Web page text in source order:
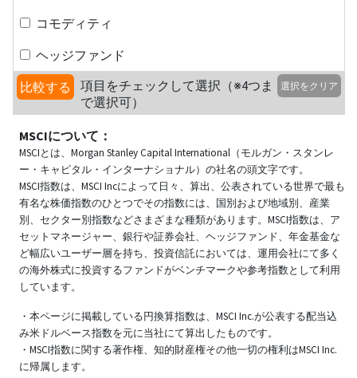
コモディティ
ヘッジファンド
比較する
項目をチェックして選択（※4つま
で選択可）
選択をクリア
MSCIについて：
MSCIとは、Morgan Stanley Capital International（モルガン・スタンレ
ー・キャピタル・インターナショナル）の社名の頭文字です。
MSCI指数は、MSCI Incによって日々、算出、公表されている世界で最も
有名な株価指数のひとつでその指数には、国別および地域別、産業
別、セクター別指数などさまざまな種類があります。MSCI指数は、ア
セットマネージャー、銀行や証券会社、ヘッジファンド、年金基金な
ど幅広いユーザー層を持ち、投資信託においては、運用会社にて多く
の海外株式に投資するファンドがベンチマークや参考指数として利用
しています。
・本ページに掲載している円換算指数は、MSCI Inc.が公表する配当込
み米ドルベース指数を元に当社にて算出したものです。
・MSCI指数に関する著作権、知的財産権その他一切の権利はMSCI Inc.
に帰属します。